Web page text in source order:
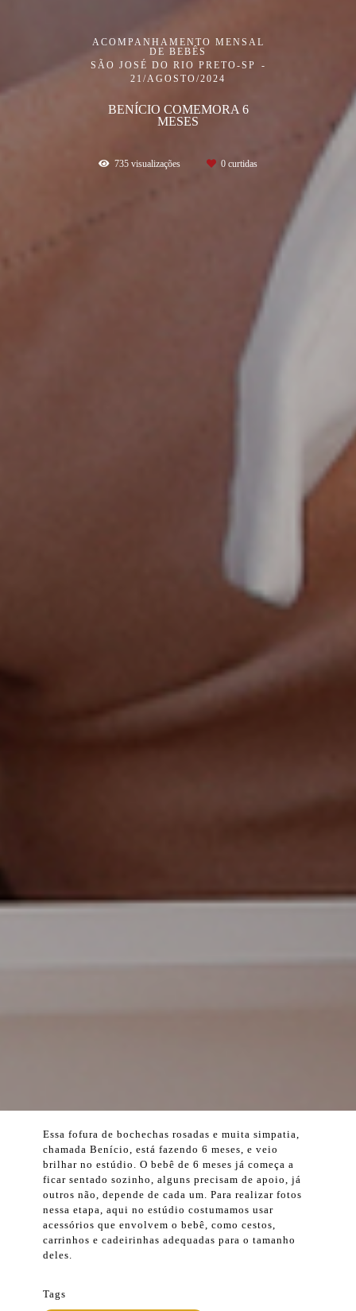
ACOMPANHAMENTO MENSAL
DE BEBÊS
SÃO JOSÉ DO RIO PRETO-SP
21/AGOSTO/2024
BENÍCIO COMEMORA 6
MESES
735 visualizações 0 curtidas
Essa fofura de bochechas rosadas e muita simpatia,
chamada Benício, está fazendo 6 meses, e veio
brilhar no estúdio. O bebê de 6 meses já começa a
ficar sentado sozinho, alguns precisam de apoio, já
outros não, depende de cada um. Para realizar fotos
nessa etapa, aqui no estúdio costumamos usar
acessórios que envolvem o bebê, como cestos,
carrinhos e cadeirinhas adequadas para o tamanho
deles.
Tags